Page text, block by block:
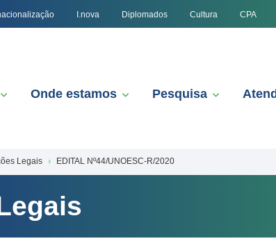
I.nova Diplomados Cultura CPA
Onde estamos Pesquisa
Legais EDITAL Nº44/UNOESC-R/2020